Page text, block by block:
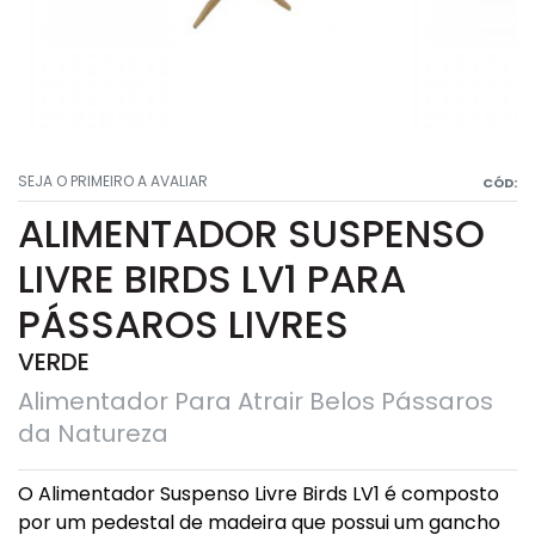
SEJA O PRIMEIRO A AVALIAR CÓD:
ALIMENTADOR SUSPENSO
LIVRE BIRDS LV1 PARA
PÁSSAROS LIVRES
VERDE
Alimentador Para Atrair Belos Pássaros
da Natureza
O Alimentador Suspenso Livre Birds LV1 é composto
por um pedestal de madeira que possui um gancho